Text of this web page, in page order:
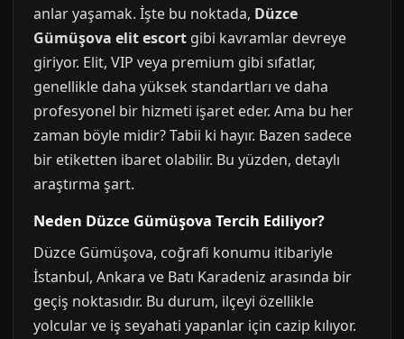
anlar yaşamak. İşte bu noktada, Düzce
Gümüşova elit escort gibi kavramlar devreye
giriyor. Elit, VIP veya premium gibi sıfatlar,
genellikle daha yüksek standartları ve daha
profesyonel bir hizmeti işaret eder. Ama bu her
zaman böyle midir? Tabii ki hayır. Bazen sadece
bir etiketten ibaret olabilir. Bu yüzden, detaylı
araştırma şart.
Neden Düzce Gümüşova Tercih Ediliyor?
Düzce Gümüşova, coğrafi konumu itibariyle
İstanbul, Ankara ve Batı Karadeniz arasında bir
geçiş noktasıdır. Bu durum, ilçeyi özellikle
yolcular ve iş seyahati yapanlar için cazip kılıyor.